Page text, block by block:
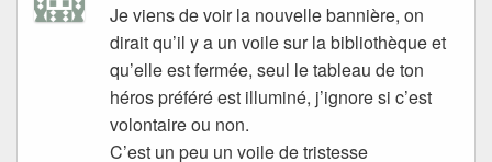
Je viens de voir la nouvelle bannière, on
dirait qu’il y a un voile sur la bibliothèque et
qu’elle est fermée, seul le tableau de ton
héros préféré est illuminé, j’ignore si c’est
volontaire ou non.
C’est un peu un voile de tristesse